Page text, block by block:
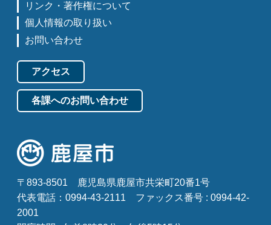
リンク・著作権について
個人情報の取り扱い
お問い合わせ
アクセス
各課へのお問い合わせ
〒893-8501
鹿児島県鹿屋市共栄町20番1号
代表電話：0994-43-2111
ファックス番号 : 0994-42-
2001